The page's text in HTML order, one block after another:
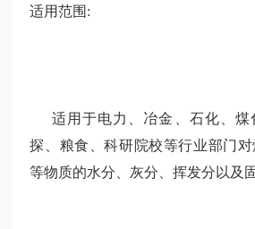
适用范围:
适用于电力、冶金、石化、煤
探、粮食、科研院校等行业部门
等物质的水分、灰分、挥发分以及